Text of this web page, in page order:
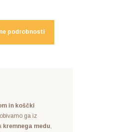
podrobnosti
in koščki
ga iz
kremnega medu